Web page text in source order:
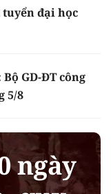
đại học
GD-ĐT công
5/8
ngày